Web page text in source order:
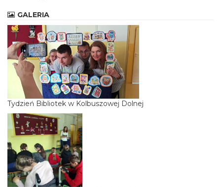
GALERIA
Tydzień Bibliotek w Kolbuszowej Dolnej